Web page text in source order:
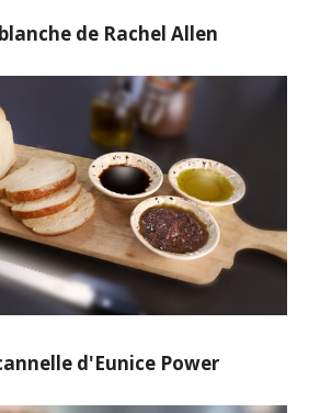
de Rachel Allen
d'Eunice Power